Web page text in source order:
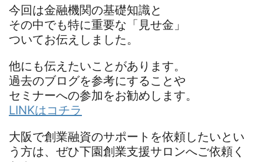
今回は金融機関の基礎知識と
その中でも特に重要な「見せ金」
ついてお伝えしました。
他にも伝えたいことがあります。
過去のブログを参考にすることや
セミナーへの参加をお勧めします。
LINKはコチラ
大阪で創業融資のサポートを依頼したいとい
う方は、ぜひ下園創業支援サロンへご依頼く